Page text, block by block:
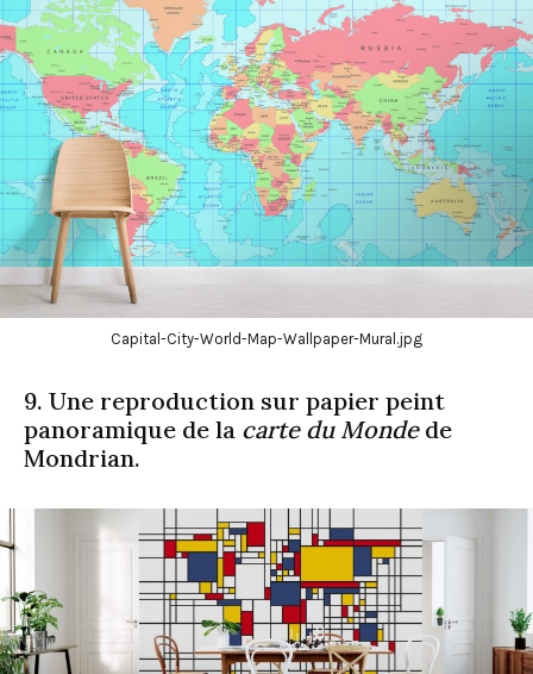
Capital-City-World-Map-Wallpaper-Mural.jpg
9. Une reproduction sur papier peint
panoramique de la carte du Mondede
Mondrian.